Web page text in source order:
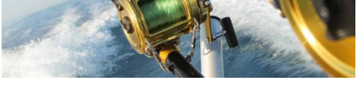
Per saperne di più >